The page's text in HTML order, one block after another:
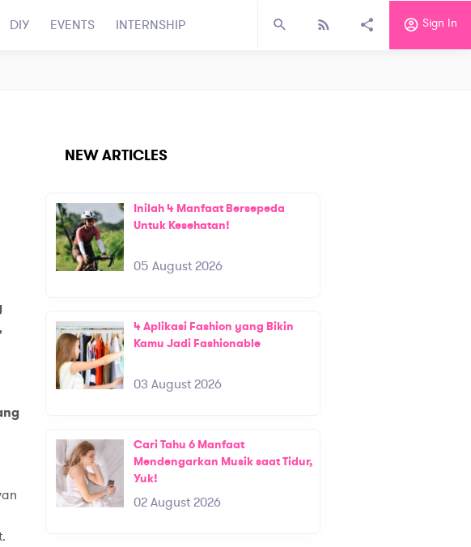
DIY EVENTS INTERNSHIP Sign In
NEW ARTICLES
Inilah 4 Manfaat Bersepeda
Untuk Kesehatan!
05 August 2026
4 Aplikasi Fashion yang Bikin
Kamu Jadi Fashionable
03 August 2026
Cari Tahu 6 Manfaat
Mendengarkan Musik saat Tidur,
Yuk!
02 August 2026